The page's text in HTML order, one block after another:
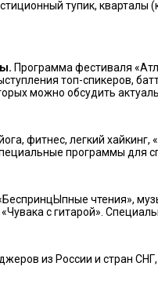
тупик,
Программа фестиваля
топ-спикеров,
можно обсудить
фитнес, легкий
программы для
чтения»,
с гитарой».
из России и стран